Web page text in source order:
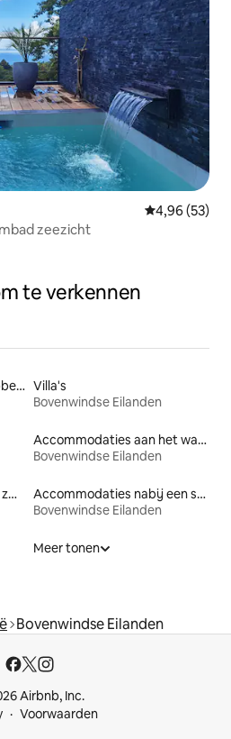
Gemiddelde
4,96 (53)
zeezicht
te verkennen
Accommodaties met bubbelbad Villa's
Bovenwindse Eilanden
Accommodaties aan het water
Bovenwindse Eilanden
Accommodaties met een zwembad
Accommodaties nabij een strand
Bovenwindse Eilanden
Meer tonen
Bovenwindse Eilanden
Airbnb, Inc.
Voorwaarden